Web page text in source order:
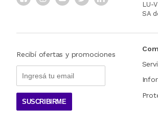
LU-
SA
Recibí ofertas y promociones
SUSCRIBIRME